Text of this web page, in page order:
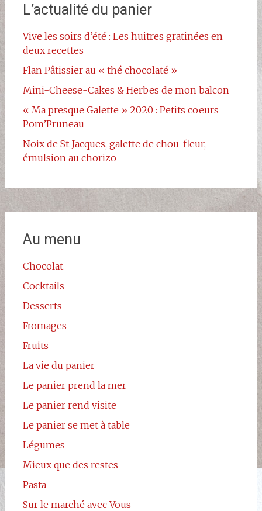
L’actualité du panier
Vive les soirs d’été : Les huitres gratinées en
deux recettes
Flan Pâtissier au « thé chocolaté »
Mini-Cheese-Cakes & Herbes de mon balcon
« Ma presque Galette » 2020 : Petits coeurs
Pom’Pruneau
Noix de St Jacques, galette de chou-fleur,
émulsion au chorizo
Au menu
Chocolat
Cocktails
Desserts
Fromages
Fruits
La vie du panier
Le panier prend la mer
Le panier rend visite
Le panier se met à table
Légumes
Mieux que des restes
Pasta
Sur le marché avec Vous